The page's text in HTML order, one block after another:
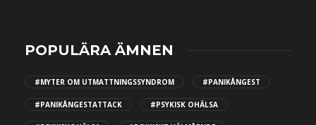
POPULÄRA ÄMNEN
#MYTER OM UTMATTNINGSSYNDROM #PANIKÅNGEST
#PANIKÅNGESTATTACK #PSYKISK OHÄLSA